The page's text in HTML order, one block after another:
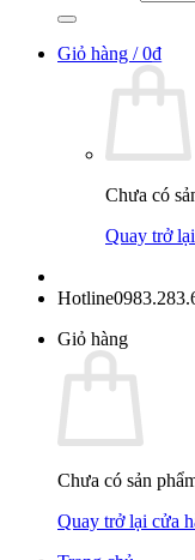
Giỏ hàng /0₫
Chưa có
Quay trở
Hotline
Giỏ hàng
Chưa có sản
Quay trở lại cửa